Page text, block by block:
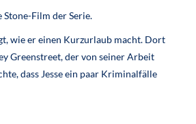
Stone-Film der Serie.
wie er einen Kurzurlaub macht. Dort
Greenstreet, der von seiner Arbeit
dass Jesse ein paar Kriminalfälle